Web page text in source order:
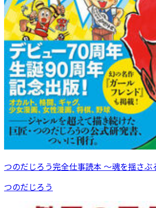
つのだじろう完全仕事読本 ～魂を揺さ
つのだじろう